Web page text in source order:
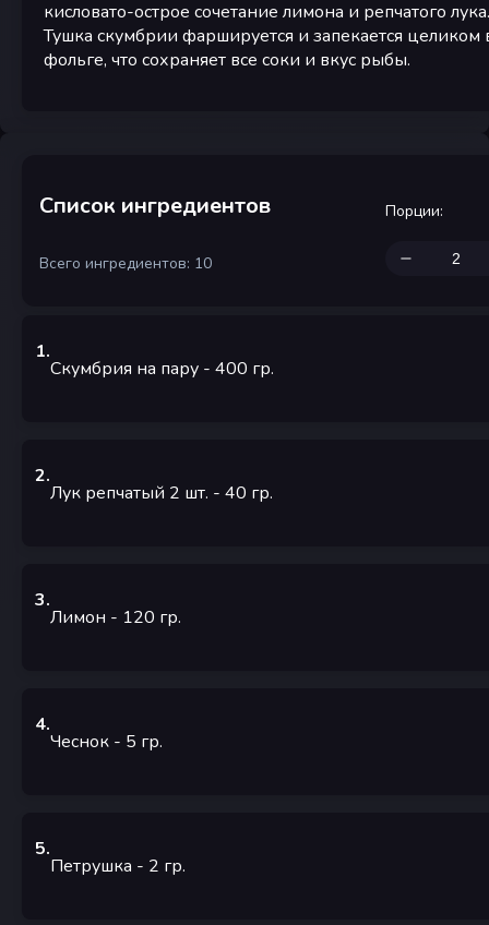
кисловато-острое сочетание лимона и репчатого лука.
Тушка скумбрии фаршируется и запекается целиком
фольге, что сохраняет все соки и вкус рыбы.
Список ингредиентов
Всего ингредиентов: 10
Порции:
1.
Скумбрия на пару - 400 гр.
2.
Лук репчатый 2 шт. - 40 гр.
3.
Лимон - 120 гр.
4.
Чеснок - 5 гр.
5.
Петрушка - 2 гр.